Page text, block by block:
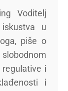
Voditelj
u
piše o
i
i